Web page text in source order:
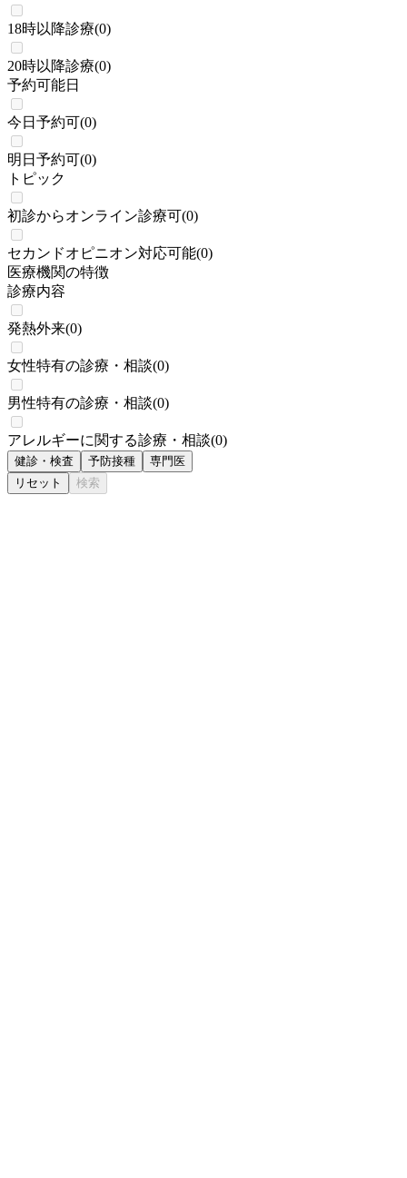
18時以降診療(0)
20時以降診療(0)
予約可能日
今日予約可(0)
明日予約可(0)
トピック
初診からオンライン診療可(0)
セカンドオピニオン対応可能(0)
医療機関の特徴
診療内容
発熱外来(0)
女性特有の診療・相談(0)
男性特有の診療・相談(0)
アレルギーに関する診療・相談(0)
健診・検査 予防接種
専門医
リセット
検索